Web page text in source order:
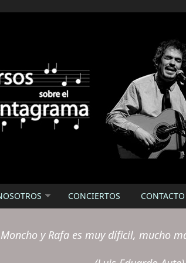
CONCIERTOS
y Rafa es muy díficil, mucho